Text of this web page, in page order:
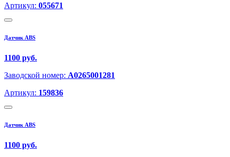
Артикул: 055671
Датчик ABS
1100 руб.
Заводской номер: A0265001281
Артикул: 159836
Датчик ABS
1100 руб.